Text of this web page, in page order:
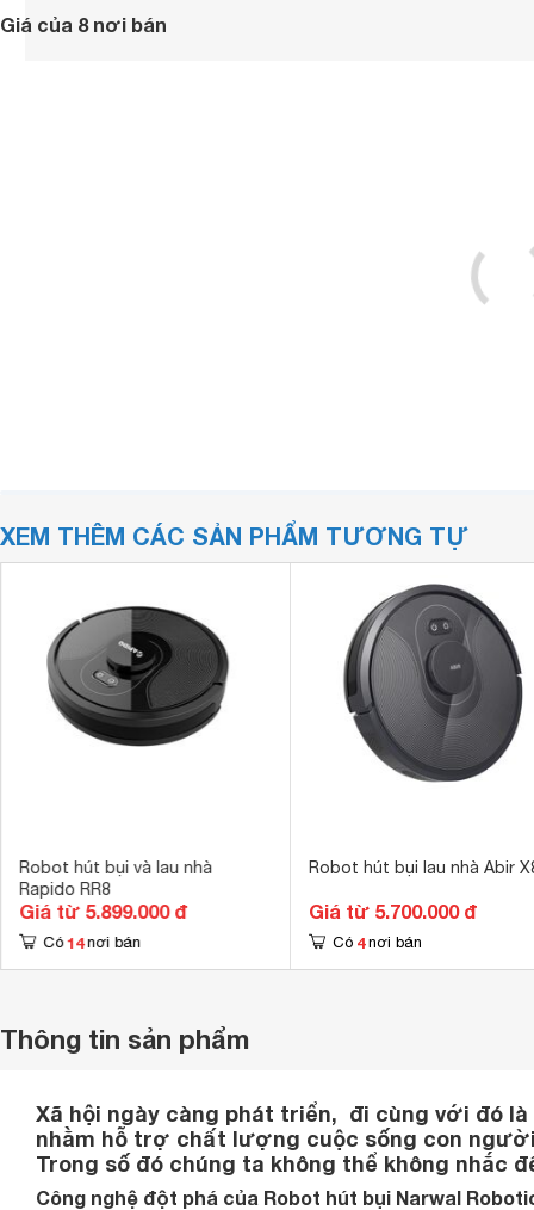
Giá của 8 nơi bán
XEM THÊM CÁC SẢN PHẨM TƯƠNG TỰ
Robot hút bụi và lau nhà
Rapido RR8
Giá từ 5.899.000 đ
Có 14 nơi bán
Robot hút bụi lau nhà Abir
Giá từ 5.700.000 đ
Có 4 nơi bán
Thông tin sản phẩm
Xã hội ngày càng phát triển, đi cùng với đó
nhằm hỗ trợ chất lượng cuộc sống con
Trong số đó chúng ta không thể không nhắc
Công nghệ đột phá của Robot hút bụi Narwal